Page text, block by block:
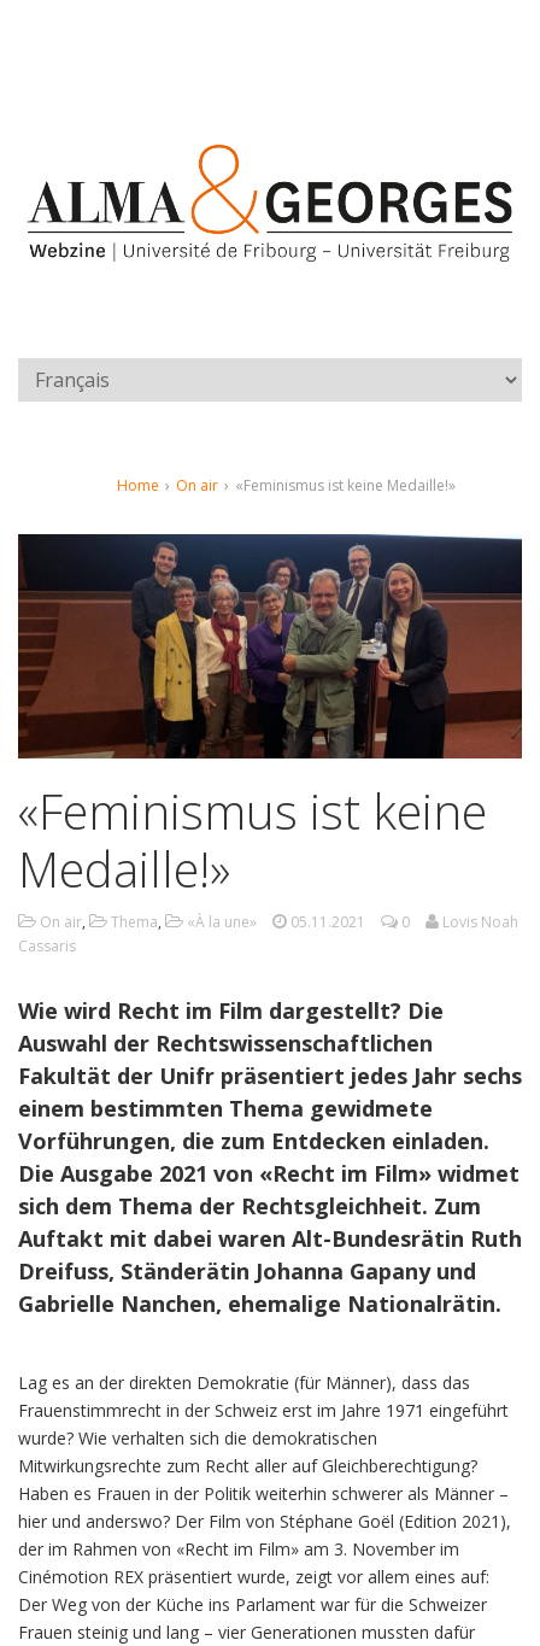
Home › On air › «Feminismus ist keine Medaille!»
«Feminismus ist keine
Medaille!»
On air, Thema, «À la une» 05.11.2021 0
Lovis Noah
Cassaris
Wie wird Recht im Film dargestellt? Die
Auswahl der Rechtswissenschaftlichen
Fakultät der Unifr präsentiert jedes Jahr sechs
einem bestimmten Thema gewidmete
Vorführungen, die zum Entdecken einladen.
Die Ausgabe 2021 von «Recht im Film» widmet
sich dem Thema der Rechtsgleichheit. Zum
Auftakt mit dabei waren Alt-Bundesrätin Ruth
Dreifuss, Ständerätin Johanna Gapany und
Gabrielle Nanchen, ehemalige Nationalrätin.
Lag es an der direkten Demokratie (für Männer), dass das
Frauenstimmrecht in der Schweiz erst im Jahre 1971 eingeführt
wurde? Wie verhalten sich die demokratischen
Mitwirkungsrechte zum Recht aller auf Gleichberechtigung?
Haben es Frauen in der Politik weiterhin schwerer als Männer –
hier und anderswo? Der Film von Stéphane Goël (Edition 2021),
der im Rahmen von «Recht im Film» am 3. November im
Cinémotion REX präsentiert wurde, zeigt vor allem eines auf:
Der Weg von der Küche ins Parlament war für die Schweizer
Frauen steinig und lang – vier Generationen mussten dafür